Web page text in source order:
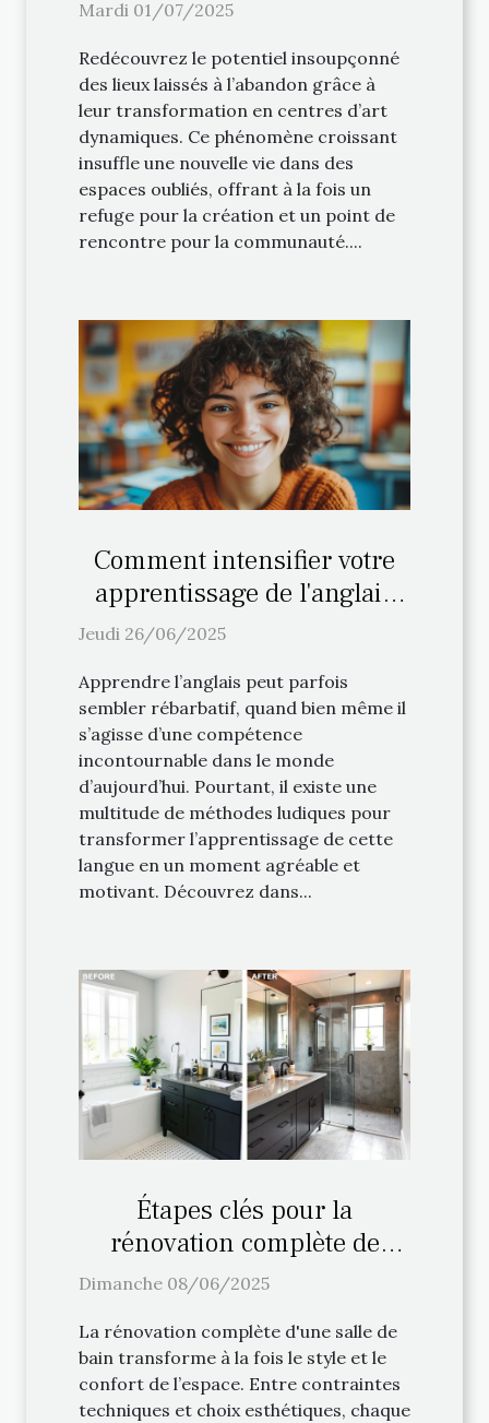
Mardi 01/07/2025
Redécouvrez le potentiel insoupçonné
des lieux laissés à l’abandon grâce à
leur transformation en centres d’art
dynamiques. Ce phénomène croissant
insuffle une nouvelle vie dans des
espaces oubliés, offrant à la fois un
refuge pour la création et un point de
rencontre pour la communauté....
Comment intensifier votre
apprentissage de l'anglais
avec des méthodes ludiques
Jeudi 26/06/2025
Apprendre l’anglais peut parfois
sembler rébarbatif, quand bien même il
s’agisse d’une compétence
incontournable dans le monde
d’aujourd’hui. Pourtant, il existe une
multitude de méthodes ludiques pour
transformer l’apprentissage de cette
langue en un moment agréable et
motivant. Découvrez dans...
Étapes clés pour la
rénovation complète de
votre salle de bain
Dimanche 08/06/2025
La rénovation complète d'une salle de
bain transforme à la fois le style et le
confort de l’espace. Entre contraintes
techniques et choix esthétiques, chaque